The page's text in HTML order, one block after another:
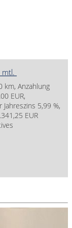
km, Anzahlung
EUR,
5,99 %,
EUR